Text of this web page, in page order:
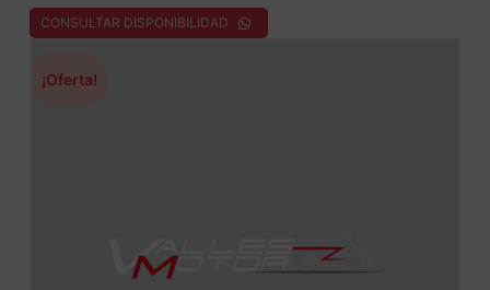
CONSULTAR DISPONIBILIDAD
¡Oferta!